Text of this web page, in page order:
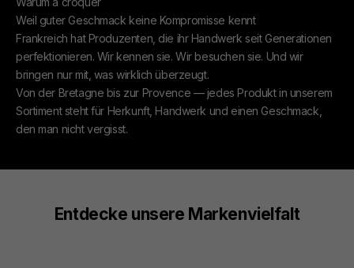
Weil guter Geschmack keine Kompromisse kennt
Frankreich hat Produzenten, die ihr Handwerk seit Generationen
perfektionieren. Wir kennen sie. Wir besuchen sie. Und wir
bringen nur mit, was wirklich überzeugt.
Von der Bretagne bis zur Provence — jedes Produkt in unserem
Sortiment steht für Herkunft, Handwerk und einen Geschmack,
den man nicht vergisst.
Entdecke unsere Markenvielfalt